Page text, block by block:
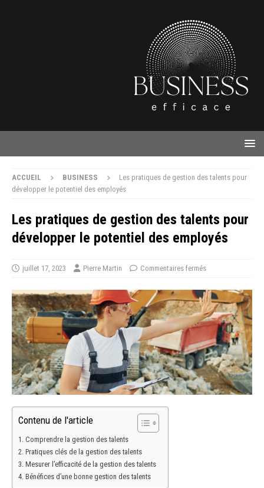
ACCUEIL BUSINESS
Les pratiques de gestion des talents pour
développer le potentiel des employés
Les pratiques de gestion des talents pour
développer le potentiel des employés
juillet 17, 2023 Pierre Martin Commentaires fermés
Contenu de l'article
Comprendre la gestion des talents
Pratiques clés de la gestion des talents
Mesurer l’efficacité de la gestion des talents
Bénéfices d’une bonne gestion des talents